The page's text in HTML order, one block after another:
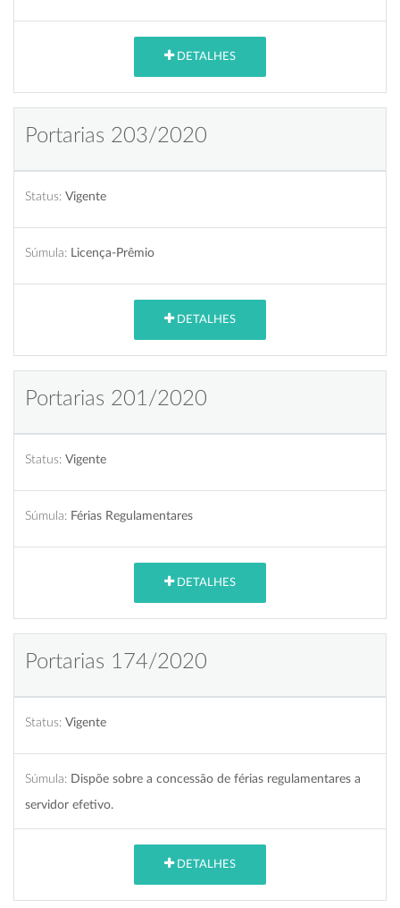
DETALHES
Portarias 203/2020
Status: Vigente
Súmula: Licença-Prêmio
DETALHES
Portarias 201/2020
Status: Vigente
Súmula: Férias Regulamentares
DETALHES
Portarias 174/2020
Status: Vigente
Súmula: Dispõe sobre a concessão de férias regulamentares a
servidor efetivo.
DETALHES